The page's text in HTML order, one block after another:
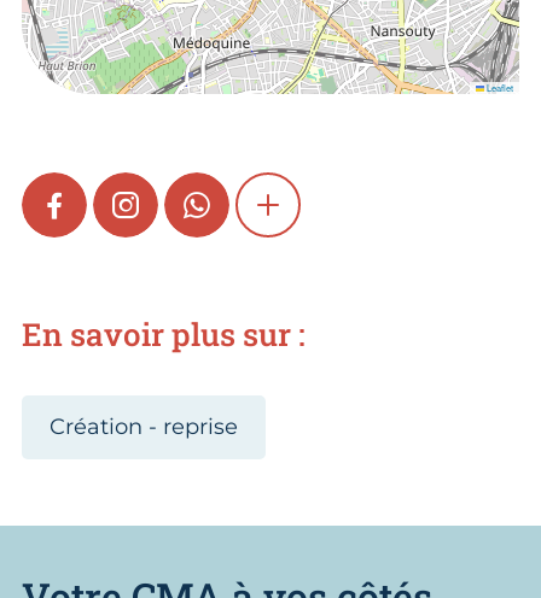
Leaflet
FACEBOOKINSTAGRAMWHATSAPPSHOW MORE
En savoir plus sur :
Création - reprise